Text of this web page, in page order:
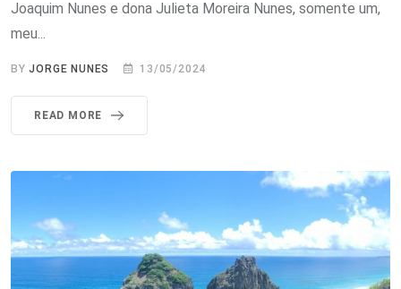
Joaquim Nunes e dona Julieta Moreira Nunes, somente um,
meu...
BYJORGE NUNES 13/05/2024
READ MORE